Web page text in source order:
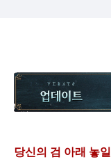
당신의 검 아래 놓